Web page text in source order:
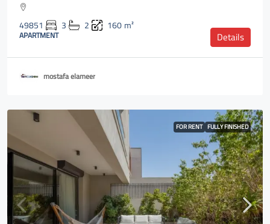
49851 3 2 160m²
APARTMENT Details
mostafa elameer
FOR RENT FULLY FINISHED